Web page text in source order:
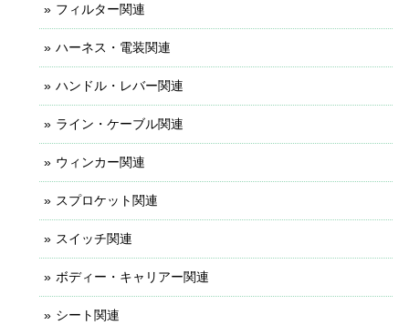
フィルター関連
ハーネス・電装関連
ハンドル・レバー関連
ライン・ケーブル関連
ウィンカー関連
スプロケット関連
スイッチ関連
ボディー・キャリアー関連
シート関連